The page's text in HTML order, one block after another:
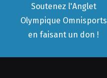
Soutenez l'Anglet
Olympique Omnisports
en faisant un don !